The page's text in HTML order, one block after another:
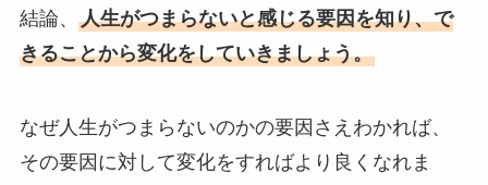
結論、 人生がつまらないと感じる要因を知り、で
きることから変化をしていきましょう。
なぜ人生がつまらないのかの要因さえわかれば、
その要因に対して変化をすればより良くなれま